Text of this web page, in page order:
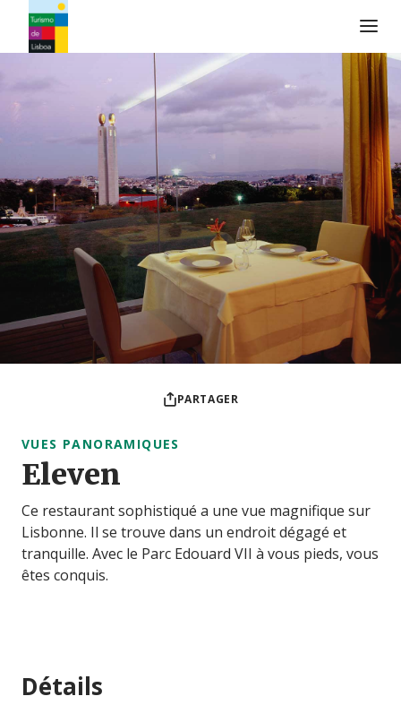
Logo de Turismo de Lisboa
PARTAGER
VUES PANORAMIQUES
Eleven
Ce restaurant sophistiqué a une vue magnifique sur
Lisbonne. Il se trouve dans un endroit dégagé et
tranquille. Avec le Parc Edouard VII à vous pieds, vous
êtes conquis.
Détails